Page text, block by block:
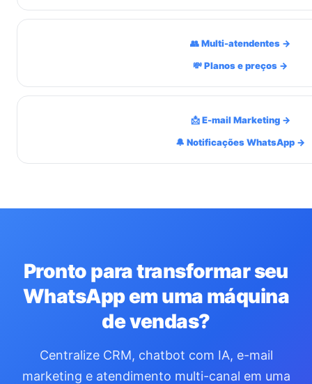
👥 Multi-atendentes →
💸 Planos e preços →
📩 E-mail Marketing →
🔔 Notificações WhatsApp →
Pronto para transformar seu
WhatsApp em uma máquina
de vendas?
Centralize CRM, chatbot com IA, e-mail
marketing e atendimento multi-canal em uma